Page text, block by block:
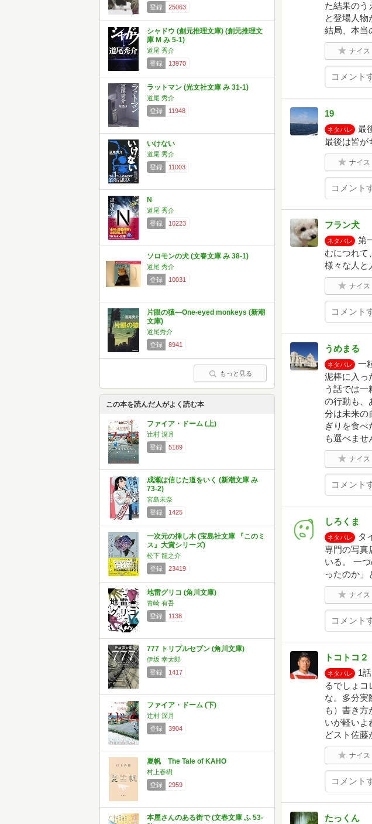
登録
25063
シャドウ (創元推理文庫) (創元推理文
庫 M み 5-1)
道尾 秀介
登録
13970
ラットマン (光文社文庫 み 31-1)
道尾 秀介
登録
11948
いけない
道尾 秀介
登録
11003
N
道尾 秀介
登録
10223
ソロモンの犬 (文春文庫 み 38-1)
道尾 秀介
登録
10031
片眼の猿―One-eyed monkeys (新潮
文庫)
道尾秀介
登録
8941
もっと見る
この本を読んだ人がよく読む本
ファイア・ドーム (上)
辻村 深月
登録
5189
成瀬は信じた道をいく (新潮文庫 み
73-2)
宮島未奈
登録
1425
一次元の挿し木 (宝島社文庫 『このミ
ス』大賞シリーズ)
松下 龍之介
登録
23419
地雷グリコ (角川文庫)
青崎 有吾
登録
1138
777 トリプルセブン (角川文庫)
伊坂 幸太郎
登録
1417
ファイア・ドーム (下)
辻村 深月
登録
3904
夏帆 The Tale of KAHO
村上春樹
登録
2959
本屋さんのある街で (文春文庫 ふ 53-
た結果のう
と登場人物
結局、本当
ナイス
19
ネタバレ
最
最後は皆が
ナイス
フラン犬
ネタバレ
第
むにつれて
様々な人と
ナイス
うめまる
ネタバレ
一
泥棒に入っ
う話では一
の行動も、
分は未来の
ぎりを食
も選べませ
ナイス
しろくま
ネタバレ
タ
専門の写真
いる。 一
ったのか」
ナイス
トコトコ２
ネタバレ
1
るでしょ
な。多分実
も）書き
いが軽いよ
どスト佐藤
ナイス
たっくん